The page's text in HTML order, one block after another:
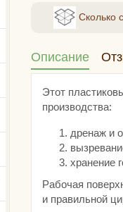
Сколько
Описание
Этот
производства:
дренаж и
хранение
Рабочая
и правильной